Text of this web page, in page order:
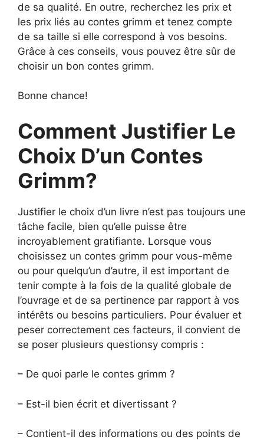
de sa qualité. En outre, recherchez les prix et
les prix liés au contes grimm et tenez compte
de sa taille si elle correspond à vos besoins.
Grâce à ces conseils, vous pouvez être sûr de
choisir un bon contes grimm.
Bonne chance!
Comment Justifier Le
Choix D’un Contes
Grimm?
Justifier le choix d’un livre n’est pas toujours une
tâche facile, bien qu’elle puisse être
incroyablement gratifiante. Lorsque vous
choisissez un contes grimm pour vous-même
ou pour quelqu’un d’autre, il est important de
tenir compte à la fois de la qualité globale de
l’ouvrage et de sa pertinence par rapport à vos
intérêts ou besoins particuliers. Pour évaluer et
peser correctement ces facteurs, il convient de
se poser plusieurs questionsy compris :
– De quoi parle le contes grimm ?
– Est-il bien écrit et divertissant ?
– Contient-il des informations ou des points de